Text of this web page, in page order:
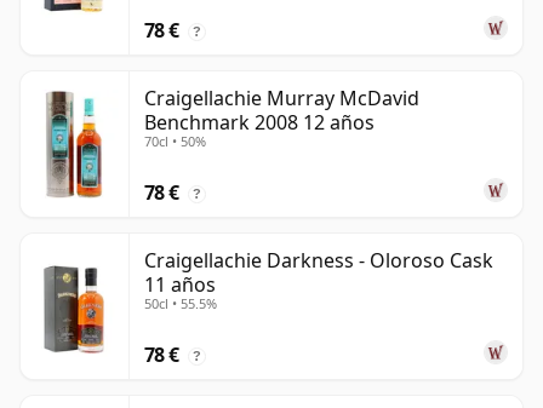
78 € ?
Craigellachie Murray McDavid
Benchmark 2008 12 años
70cl • 50%
78 € ?
Craigellachie Darkness - Oloroso Cask
11 años
50cl • 55.5%
78 € ?